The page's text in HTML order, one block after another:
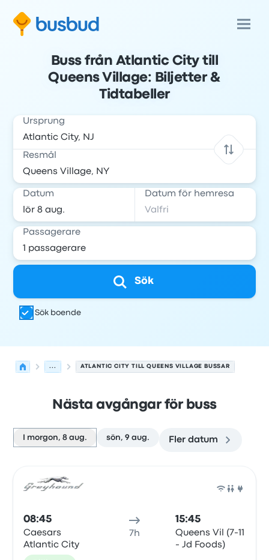
Buss från Atlantic City till
Queens Village: Biljetter &
Tidtabeller
Ursprung
Resmål
Datum Datum för hemresa
Passagerare
Sök
Sök boende
... ATLANTIC CITY TILL QUEENS VILLAGE BUSSAR
Nästa avgångar för buss
I morgon, 8 aug. sön, 9 aug. Fler datum
08:45
Caesars
Atlantic City
7h
15:45
Queens Vil (7-11
- Jd Foods)